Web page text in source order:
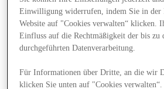
Angebote
Einwilligung widerrufen, indem Sie in der
Website auf "Cookies verwalten“ klicken.
Einfluss auf die Rechtmäßigkeit der bis zu
durchgeführten Datenverarbeitung.
Für Informationen über Dritte, an die wir
klicken Sie unten auf "Cookies verwalten“.